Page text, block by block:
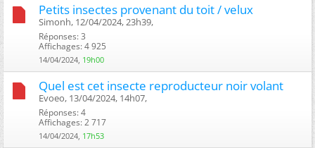
Petits insectes provenant du toit / velux
Simonh, 12/04/2024, 23h39, ‎
Réponses: 3
Affichages: 4 925
14/04/2024, 19h00
Quel est cet insecte reproducteur noir volant
Evoeo, 13/04/2024, 14h07, ‎
Réponses: 4
Affichages: 2 717
14/04/2024, 17h53